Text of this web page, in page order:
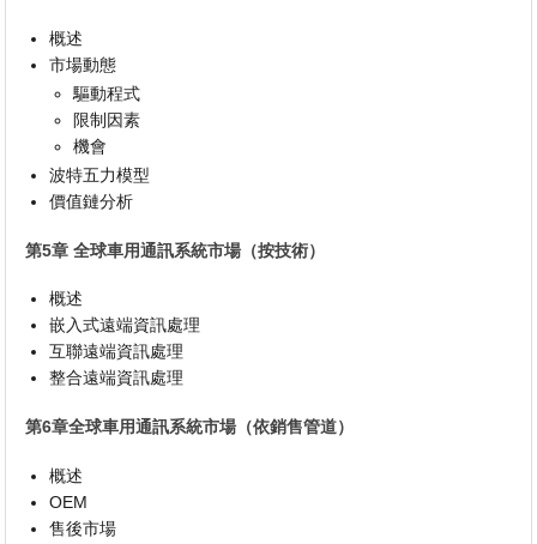
概述
市場動態
驅動程式
限制因素
機會
波特五力模型
價值鏈分析
第5章 全球車用通訊系統市場（按技術）
概述
嵌入式遠端資訊處理
互聯遠端資訊處理
整合遠端資訊處理
第6章全球車用通訊系統市場（依銷售管道）
概述
OEM
售後市場